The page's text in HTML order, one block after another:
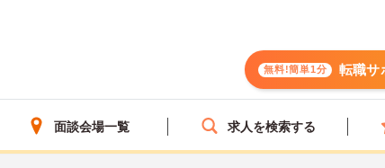
無料!簡単1分 転職サ
面談会場一覧 求人を検索する